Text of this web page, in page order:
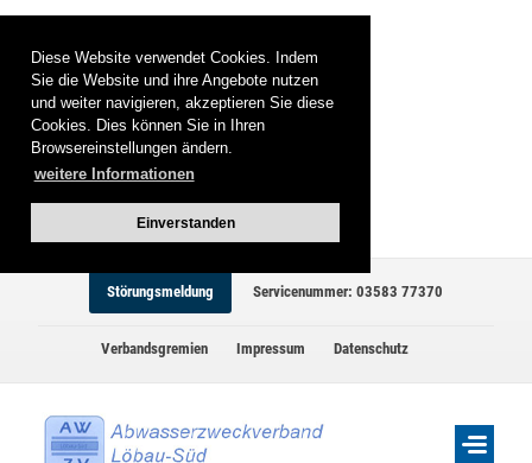
Diese Website verwendet Cookies. Indem
Sie die Website und ihre Angebote nutzen
und weiter navigieren, akzeptieren Sie diese
Cookies. Dies können Sie in Ihren
Browsereinstellungen ändern.
weitere Informationen
Einverstanden
Störungsmeldung Servicenummer: 03583 77370
Verbandsgremien Impressum Datenschutz